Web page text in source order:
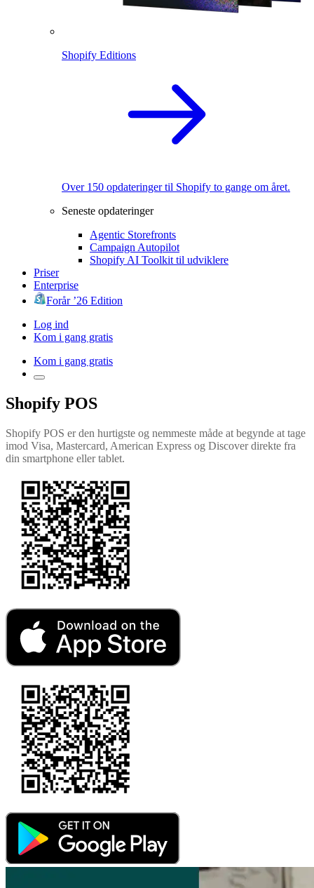
Shopify Editions
Over 150 opdateringer til Shopify to gange om året.
Seneste opdateringer
Agentic Storefronts
Campaign Autopilot
Shopify AI Toolkit til udviklere
Priser
Enterprise
Forår ’26 Edition
Log ind
Kom i gang gratis
Kom i gang gratis
Shopify POS
Shopify POS er den hurtigste og nemmeste måde at begynde at tage
imod Visa, Mastercard, American Express og Discover direkte fra
din smartphone eller tablet.